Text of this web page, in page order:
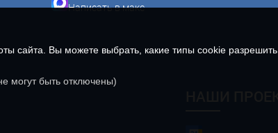
Написать в макс
сайта. Вы можете выбрать, какие типы cookie разрешить.
могут быть отключены)